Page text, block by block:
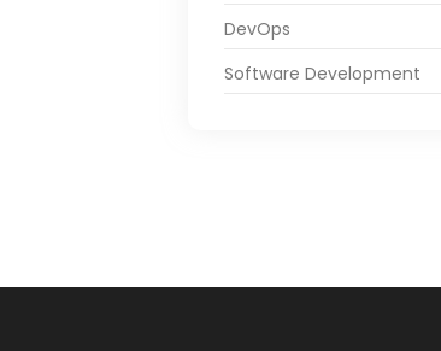
DevOps
Software Development